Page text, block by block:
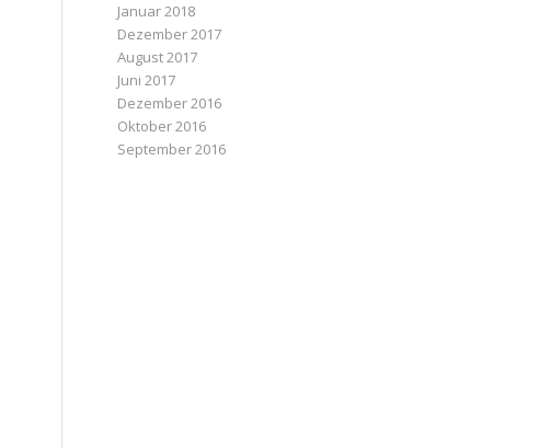
Januar 2018
Dezember 2017
August 2017
Juni 2017
Dezember 2016
Oktober 2016
September 2016